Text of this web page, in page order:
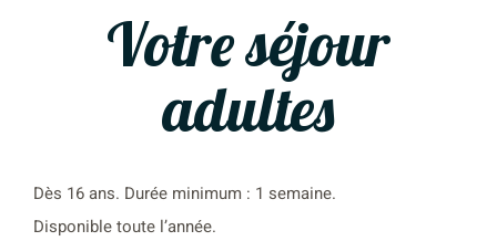
Votre séjour
adultes
Dès 16 ans. Durée minimum : 1 semaine.
Disponible toute l’année.